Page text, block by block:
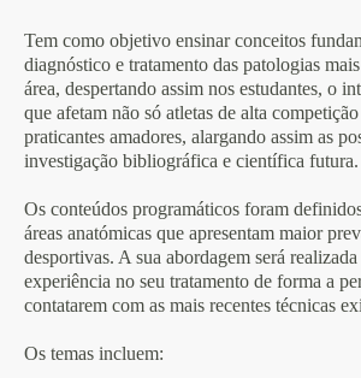
Tem como objetivo ensinar conceitos
diagnóstico e tratamento das patologias
área, despertando assim nos estudantes, o
que afetam não só atletas de alta
praticantes amadores, alargando assim as
investigação bibliográfica e científica futura.
Os conteúdos programáticos foram
áreas anatómicas que apresentam maior
desportivas. A sua abordagem será
experiência no seu tratamento de forma a
contatarem com as mais recentes técnicas
Os temas incluem: